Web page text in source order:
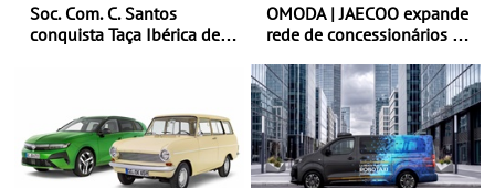
Soc. Com. C. Santos
conquista Taça Ibérica de
OMODA | JAECOO expande
rede de concessionários -
nível nacional continua em
bom ritmo